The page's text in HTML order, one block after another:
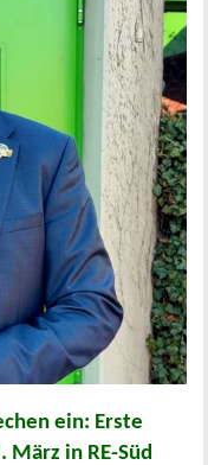
ein: Erste
in RE-Süd